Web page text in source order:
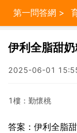
第一問答網 >
伊利全脂甜
2025-06-01
1樓：勤懷桃
答案：伊利全脂